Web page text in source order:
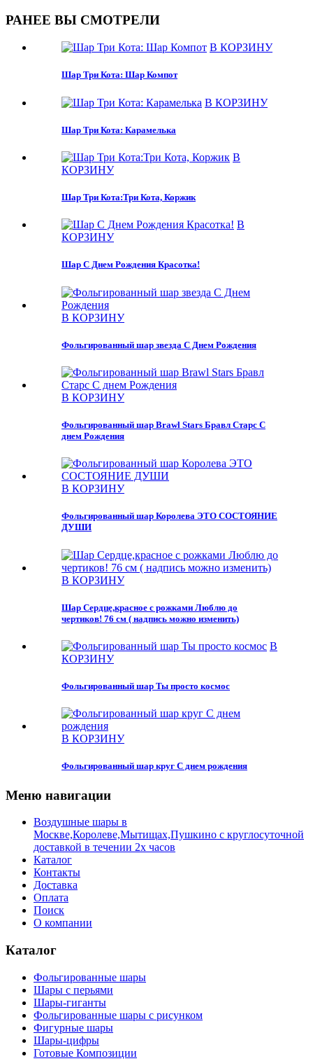
РАНЕЕ ВЫ СМОТРЕЛИ
В КОРЗИНУ
Шар Три Кота: Шар Компот
В КОРЗИНУ
Шар Три Кота: Карамелька
В
КОРЗИНУ
Шар Три Кота:Три Кота, Коржик
В
КОРЗИНУ
Шар С Днем Рождения Красотка!
В КОРЗИНУ
Фольгированный шар звезда С Днем Рождения
В КОРЗИНУ
Фольгированный шар Brawl Stars Бравл Старс С
днем Рождения
В КОРЗИНУ
Фольгированный шар Королева ЭТО СОСТОЯНИЕ
ДУШИ
В КОРЗИНУ
Шар Сердце,красное с рожками Люблю до
чертиков! 76 см ( надпись можно изменить)
В
КОРЗИНУ
Фольгированный шар Ты просто космос
В КОРЗИНУ
Фольгированный шар круг С днем рождения
Меню навигации
Воздушные шары в
Москве,Королеве,Мытищах,Пушкино с круглосуточной
доставкой в течении 2х часов
Каталог
Контакты
Доставка
Оплата
Поиск
О компании
Каталог
Фольгированные шары
Шары с перьями
Шары-гиганты
Фольгированные шары с рисунком
Фигурные шары
Шары-цифры
Готовые Композиции